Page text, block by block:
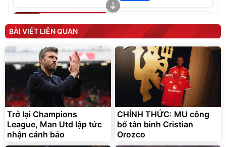
Bơm Lốp Kích Bình Ô Tô
V2 4in1 MEDICAR –
12.000mAh
2.690.000đ
1.335.100
cao áp có tạo bọt tuyết
399.000đ
Đã bán nhiều
BÀI VIẾT LIÊN QUAN
Trở lại Champions
League, Man Utd lập tức
nhận cảnh báo
CHÍNH THỨC: MU công
bố tân binh Cristian
Orozco